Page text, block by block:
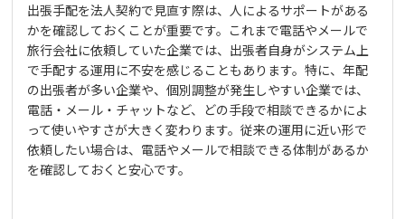
出張手配を法人契約で見直す際は、人によるサポートがある
かを確認しておくことが重要です。これまで電話やメールで
旅行会社に依頼していた企業では、出張者自身がシステム上
で手配する運用に不安を感じることもあります。特に、年配
の出張者が多い企業や、個別調整が発生しやすい企業では、
電話・メール・チャットなど、どの手段で相談できるかによ
って使いやすさが大きく変わります。従来の運用に近い形で
依頼したい場合は、電話やメールで相談できる体制があるか
を確認しておくと安心です。